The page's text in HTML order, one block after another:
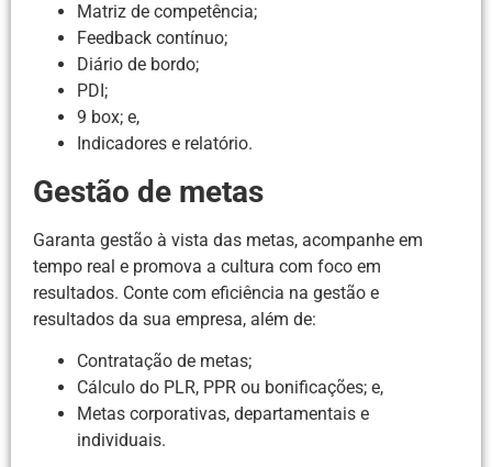
Matriz de competência;
Feedback contínuo;
Diário de bordo;
PDI;
9 box; e,
Indicadores e relatório.
Gestão de metas
Garanta gestão à vista das metas, acompanhe em
tempo real e promova a cultura com foco em
resultados. Conte com eficiência na gestão e
resultados da sua empresa, além de:
Contratação de metas;
Cálculo do PLR, PPR ou bonificações; e,
Metas corporativas, departamentais e
individuais.